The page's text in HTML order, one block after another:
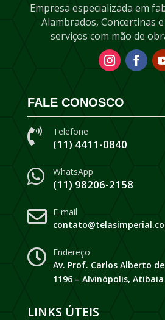
Empresa especializada em
Alambrados, Concertinas
serviços com mão de
FALE CONOSCO
 Telefone
(11) 4411-0840
 WhatsApp
(11) 98206-2158
 E-mail

Endereço
Av. Prof. Carlos Alberto
1196 – Alvinópolis, Atibaia
LINKS ÚTEIS